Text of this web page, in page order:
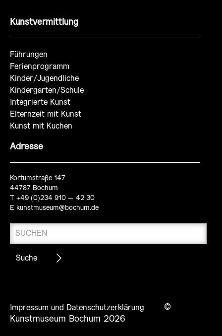
Kunstvermittlung
Führungen
Ferienprogramm
Kinder/Jugendliche
Kindergarten/Schule
Integrierte Kunst
Elternzeit mit Kunst
Kunst mit Kuchen
Adresse
Kortumstraße 147
44787 Bochum
T +49 (0)234 910 – 42 30
E kunstmuseum@bochum.de
Impressum und Datenschutzerklärung
©
Kunstmuseum Bochum 2026